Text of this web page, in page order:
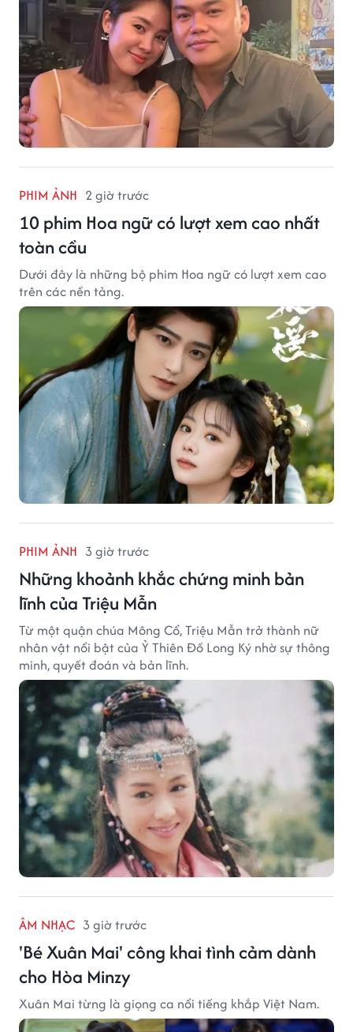
PHIM ẢNH 2 giờ trước
10 phim Hoa ngữ có lượt xem cao nhất
toàn cầu
Dưới đây là những bộ phim Hoa ngữ có lượt xem cao
trên các nền tảng.
PHIM ẢNH 3 giờ trước
Những khoảnh khắc chứng minh bản
lĩnh của Triệu Mẫn
Từ một quận chúa Mông Cổ, Triệu Mẫn trở thành nữ
nhân vật nổi bật của Ỷ Thiên Đồ Long Ký nhờ sự thông
minh, quyết đoán và bản lĩnh.
ÂM NHẠC 3 giờ trước
'Bé Xuân Mai' công khai tình cảm dành
cho Hòa Minzy
Xuân Mai từng là giọng ca nổi tiếng khắp Việt Nam.